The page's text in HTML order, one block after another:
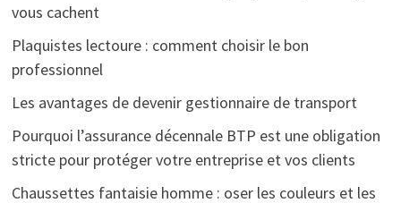
vous cachent
Plaquistes lectoure : comment choisir le bon
professionnel
Les avantages de devenir gestionnaire de transport
Pourquoi l’assurance décennale BTP est une obligation
stricte pour protéger votre entreprise et vos clients
Chaussettes fantaisie homme : oser les couleurs et les